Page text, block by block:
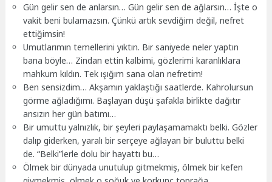
Gün gelir sen de anlarsın… Gün gelir sen de ağlarsın… İşte o
vakit beni bulamazsın. Çünkü artık sevdiğim değil, nefret
ettiğimsin!
Umutlarımın temellerini yıktın. Bir saniyede neler yaptın
bana böyle… Zindan ettin kalbimi, gözlerimi karanlıklara
mahkum kıldın. Tek ışığım sana olan nefretim!
Ben sensizdim… Akşamın yaklaştığı saatlerde. Kahrolursun
görme ağladığımı. Başlayan düşü şafakla birlikte dağıtır
ansızın her gün batımı…
Bir umuttu yalnızlık, bir şeyleri paylaşamamaktı belki. Gözler
dalıp giderken, yaralı bir serçeye ağlayan bir buluttu belki
de. “Belki”lerle dolu bir hayattı bu…
Ölmek bir dünyada unutulup gitmekmiş, ölmek bir kefen